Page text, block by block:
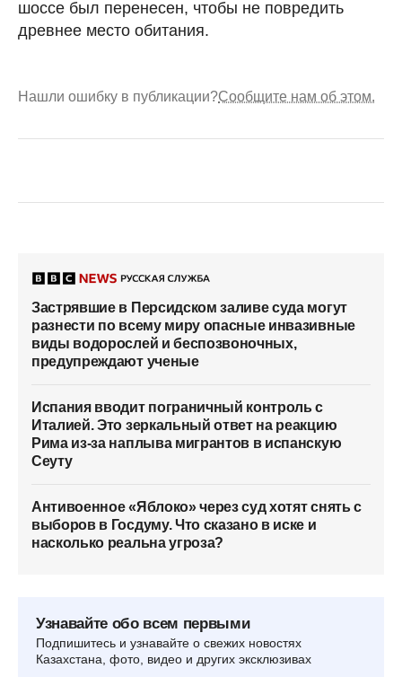
шоссе был перенесен, чтобы не повредить
древнее место обитания.
Нашли ошибку в публикации?Сообщите нам об этом.
Застрявшие в Персидском заливе суда могут
разнести по всему миру опасные инвазивные
виды водорослей и беспозвоночных,
предупреждают ученые
Испания вводит пограничный контроль с
Италией. Это зеркальный ответ на реакцию
Рима из-за наплыва мигрантов в испанскую
Сеуту
Антивоенное «Яблоко» через суд хотят снять с
выборов в Госдуму. Что сказано в иске и
насколько реальна угроза?
Узнавайте обо всем первыми
Подпишитесь и узнавайте о свежих новостях
Казахстана, фото, видео и других эксклюзивах